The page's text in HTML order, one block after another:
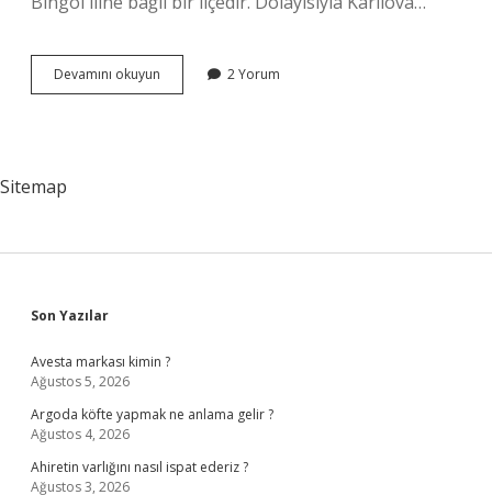
Devamını okuyun Karlıova
Bingöl
2 Yorum
Sitemap
Sidebar
Son Yazılar
Avesta markası kimin ?
Ağustos 5, 2026
Argoda köfte yapmak ne anlama gelir ?
Ağustos 4, 2026
Ahiretin varlığını nasıl ispat ederiz ?
Ağustos 3, 2026